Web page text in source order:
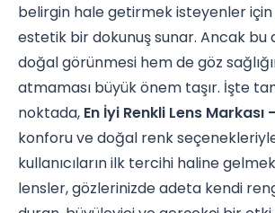
belirgin hale getirmek isteyenler
estetik bir dokunuş sunar. Ancak bu
doğal görünmesi hem de göz
atmaması büyük önem taşır. İşte
noktada, En İyi Renkli Lens Markası
konforu ve doğal renk
kullanıcıların ilk tercihi haline
lensler, gözlerinizde adeta kendi